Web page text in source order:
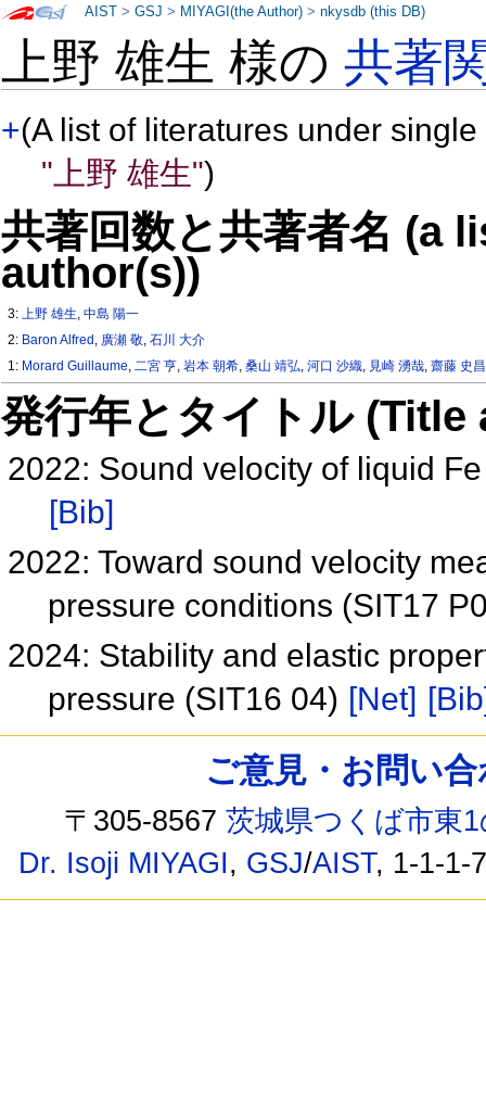
上野 雄生 様の共著
+(A list of literatures under
"上野 雄生")
共著回数と共著者名 (a
author(s))
3:上野 雄生,中島 陽一
2: Baron Alfred , 廣瀬 敬,石川 大介
1: Morard Guillaume,二宮 亨,岩本 朝希,桑山 靖弘,河口 沙織, 見崎 湧哉,齋藤 史昌
発行年とタイトル
2022: Sound velocity of liquid
[Bib]
2022: Toward sound velocity
pressure conditions (SIT17
2024: Stability and elastic
pressure (SIT16 04) [Net]
AIST >GSJ > MIYAGI(the Author) >nkysdb (this DB)
ご意見・お問い
〒305-8567茨城県つくば市東
Dr. Isoji MIYAGI, GSJ/AIST, 1-1-1-